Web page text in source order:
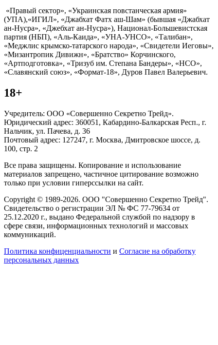
«Правый сектор», «Украинская повстанческая армия»
(УПА),«ИГИЛ», «Джабхат Фатх аш-Шам» (бывшая «Джабхат
ан-Нусра», «Джебхат ан-Нусра»), Национал-Большевистская
партия (НБП), «Аль-Каида», «УНА-УНСО», «Талибан»,
«Меджлис крымско-татарского народа», «Свидетели Иеговы»,
«Мизантропик Дивижн», «Братство» Корчинского,
«Артподготовка», «Тризуб им. Степана Бандеры», «НСО»,
«Славянский союз», «Формат-18», Дуров Павел Валерьевич.
18+
Учредитель: ООО «Совершенно Секретно Трейд».
Юридический адрес: 360051, Кабардино-Балкарская Респ., г.
Нальчик, ул. Пачева, д. 36
Почтовый адрес: 127247, г. Москва, Дмитровское шоссе, д.
100, стр. 2
Все права защищены. Копирование и использование
материалов запрещено, частичное цитирование возможно
только при условии гиперссылки на сайт.
Copyright © 1989-2026. ООО "Совершенно Секретно Трейд".
Свидетельство о регистрации ЭЛ № ФС 77-79634 от
25.12.2020 г., выдано Федеральной службой по надзору в
сфере связи, информационных технологий и массовых
коммуникаций.
Политика конфиценциальности и Согласие на обработку
персональных данных